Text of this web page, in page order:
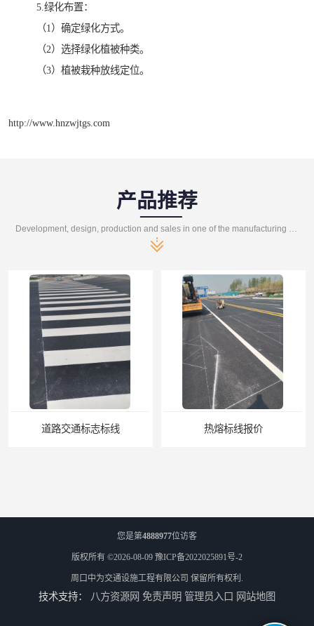
5.绿化布置：
（1）确定绿化方式。
（2）选择绿化植被种类。
（3）植被栽种放线定位。
http://www.hnzwjtgs.com
产品推荐
道路交通标志标线 热熔标线报价
您是第4888977位访客
版权所有 ©2026-08-09 豫ICP备2022025891号-2
周口中为交通设施工程有限公司 保留所有权利.
技术支持： 八方资源网 免责声明 管理员入口 网站地图